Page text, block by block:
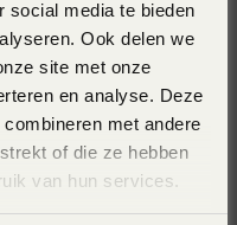
social media te bieden
Ook delen we
site met onze
en analyse. Deze
met andere
of die ze hebben
van hun services.
des te intensiever
View